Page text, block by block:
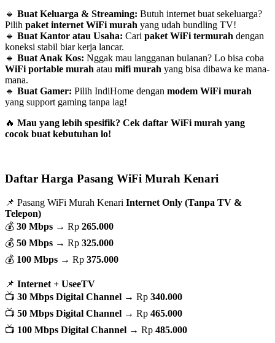
🔹 Buat Keluarga & Streaming: Butuh internet buat sekeluarga?
Pilih paket internet WiFi murah yang udah bundling TV!
🔹 Buat Kantor atau Usaha: Cari paket WiFi termurah dengan
koneksi stabil biar kerja lancar.
🔹 Buat Anak Kos: Nggak mau langganan bulanan? Lo bisa coba
WiFi portable murah atau mifi murah yang bisa dibawa ke mana-
mana.
🔹 Buat Gamer: Pilih IndiHome dengan modem WiFi murah
yang support gaming tanpa lag!
🔥 Mau yang lebih spesifik? Cek daftar WiFi murah yang
cocok buat kebutuhan lo!
Daftar Harga Pasang WiFi Murah Kenari
📌 Pasang WiFi Murah Kenari Internet Only (Tanpa TV &
Telepon)
💰 30 Mbps → Rp 265.000
💰 50 Mbps → Rp 325.000
💰 100 Mbps → Rp 375.000
📌 Internet + UseeTV
📺 30 Mbps Digital Channel → Rp 340.000
📺 50 Mbps Digital Channel → Rp 465.000
📺 100 Mbps Digital Channel → Rp 485.000